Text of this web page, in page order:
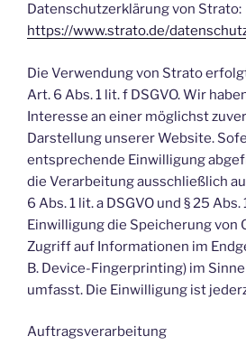
Datenschutzerklärung von Strato:
https://www.strato.de/
Die Verwendung von Strato
Art. 6 Abs. 1 lit. f DSGVO. Wir
Interesse an einer möglichst
Darstellung unserer Website.
entsprechende Einwilligung
die Verarbeitung ausschließlich
6 Abs. 1 lit. a DSGVO und § 25
Einwilligung die Speicherung von
Zugriff auf Informationen im
B. Device-Fingerprinting) im
umfasst. Die Einwilligung ist
Auftragsverarbeitung